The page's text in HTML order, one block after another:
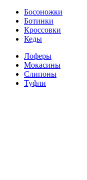
Босоножки
Ботинки
Кроссовки
Кеды
Лоферы
Мокасины
Слипоны
Туфли